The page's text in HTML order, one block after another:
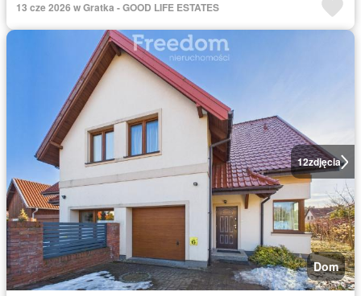
13 cze 2026 w Gratka - GOOD LIFE ESTATES
12zdjęcia
Dom